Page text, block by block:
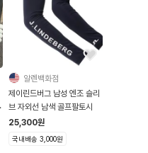
알렌백화점
제이린드버그 남성 엔조 슬리
브 자외선 남색 골프팔토시
25,300원
국내배송 3,000원